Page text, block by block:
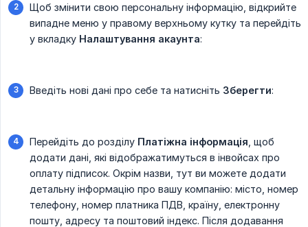
Щоб змінити свою персональну інформацію, відкрийте
випадне меню у правому верхньому кутку та перейдіть
у вкладку Налаштування акаунта:
Введіть нові дані про себе та натисніть Зберегти:
Перейдіть до розділу Платіжна інформація , щоб
додати дані, які відображатимуться в інвойсах про
оплату підписок. Окрім назви, тут ви можете додати
детальну інформацію про вашу компанію: місто, номер
телефону, номер платника ПДВ, країну, електронну
пошту, адресу та поштовий індекс. Після додавання